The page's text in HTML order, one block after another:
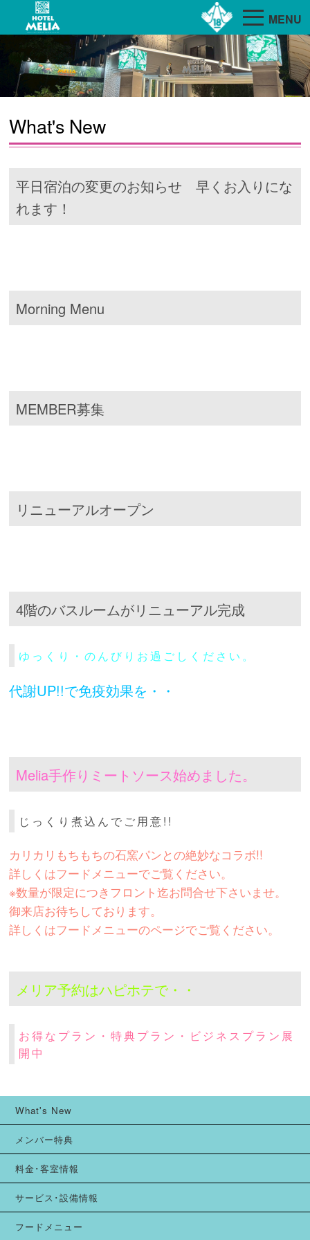
MENU
What's New
平日宿泊の変更のお知らせ 早くお入りにな
れます！
Morning Menu
MEMBER募集
リニューアルオープン
4階のバスルームがリニューアル完成
ゆっくり・のんびりお過ごしください。
代謝UP!!で免疫効果を・・
Melia手作りミートソース始めました。
じっくり煮込んでご用意!!
カリカリもちもちの石窯パンとの絶妙なコラボ!!
詳しくはフードメニューでご覧ください。
※数量が限定につきフロント迄お問合せ下さいませ。
御来店お待ちしております。
詳しくはフードメニューのページでご覧ください。
メリア予約はハピホテで・・
お得なプラン・特典プラン・ビジネスプラン展
開中
What's New
メンバー特典
料金･客室情報
サービス･設備情報
フードメニュー